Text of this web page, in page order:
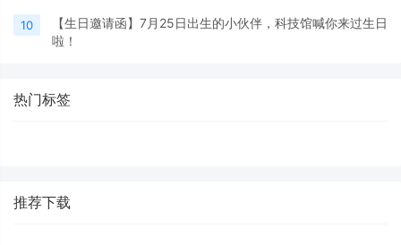
10
【生日邀请函】7月25日出生的小伙伴，科技馆喊你来过生日
啦！
热门标签
推荐下载